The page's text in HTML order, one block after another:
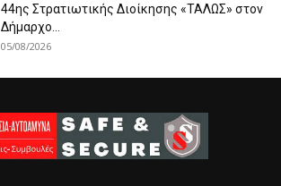
44ης Στρατιωτικής Διοίκησης «ΤΑΛΩΣ» στον
Δήμαρχο...
05/08/2026